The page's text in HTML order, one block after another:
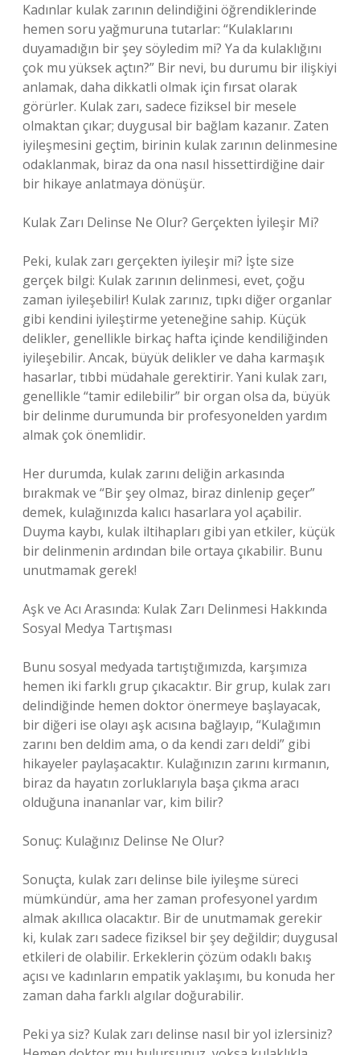
Kadınlar kulak zarının delindiğini öğrendiklerinde
hemen soru yağmuruna tutarlar: “Kulaklarını
duyamadığın bir şey söyledim mi? Ya da kulaklığını
çok mu yüksek açtın?” Bir nevi, bu durumu bir ilişkiyi
anlamak, daha dikkatli olmak için fırsat olarak
görürler. Kulak zarı, sadece fiziksel bir mesele
olmaktan çıkar; duygusal bir bağlam kazanır. Zaten
iyileşmesini geçtim, birinin kulak zarının delinmesine
odaklanmak, biraz da ona nasıl hissettirdiğine dair
bir hikaye anlatmaya dönüşür.
Kulak Zarı Delinse Ne Olur? Gerçekten İyileşir Mi?
Peki, kulak zarı gerçekten iyileşir mi? İşte size
gerçek bilgi: Kulak zarının delinmesi, evet, çoğu
zaman iyileşebilir! Kulak zarınız, tıpkı diğer organlar
gibi kendini iyileştirme yeteneğine sahip. Küçük
delikler, genellikle birkaç hafta içinde kendiliğinden
iyileşebilir. Ancak, büyük delikler ve daha karmaşık
hasarlar, tıbbi müdahale gerektirir. Yani kulak zarı,
genellikle “tamir edilebilir” bir organ olsa da, büyük
bir delinme durumunda bir profesyonelden yardım
almak çok önemlidir.
Her durumda, kulak zarını deliğin arkasında
bırakmak ve “Bir şey olmaz, biraz dinlenip geçer”
demek, kulağınızda kalıcı hasarlara yol açabilir.
Duyma kaybı, kulak iltihapları gibi yan etkiler, küçük
bir delinmenin ardından bile ortaya çıkabilir. Bunu
unutmamak gerek!
Aşk ve Acı Arasında: Kulak Zarı Delinmesi Hakkında
Sosyal Medya Tartışması
Bunu sosyal medyada tartıştığımızda, karşımıza
hemen iki farklı grup çıkacaktır. Bir grup, kulak zarı
delindiğinde hemen doktor önermeye başlayacak,
bir diğeri ise olayı aşk acısına bağlayıp, “Kulağımın
zarını ben deldim ama, o da kendi zarı deldi” gibi
hikayeler paylaşacaktır. Kulağınızın zarını kırmanın,
biraz da hayatın zorluklarıyla başa çıkma aracı
olduğuna inananlar var, kim bilir?
Sonuç: Kulağınız Delinse Ne Olur?
Sonuçta, kulak zarı delinse bile iyileşme süreci
mümkündür, ama her zaman profesyonel yardım
almak akıllıca olacaktır. Bir de unutmamak gerekir
ki, kulak zarı sadece fiziksel bir şey değildir; duygusal
etkileri de olabilir. Erkeklerin çözüm odaklı bakış
açısı ve kadınların empatik yaklaşımı, bu konuda her
zaman daha farklı algılar doğurabilir.
Peki ya siz? Kulak zarı delinse nasıl bir yol izlersiniz?